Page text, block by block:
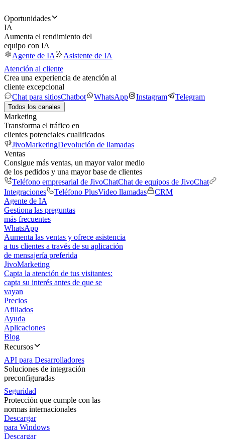
Oportunidades
IA
Aumenta el rendimiento del
equipo con IA
Agente de IA
Asistente de IA
Atención al cliente
Crea una experiencia de atención al
cliente excepcional
Chat para sitiosChatbot WhatsApp Instagram Telegram
Todos los canales
Marketing
Transforma el tráfico en
clientes potenciales cualificados
JivoMarketingDevolución de llamadas
Ventas
Consigue más ventas, un mayor valor medio
de los pedidos y una mayor base de clientes
Teléfono empresarial de JivoChatChat de equipos de JivoChat
Integraciones
Teléfono PlusVideo llamadas
CRM
Agente de IA
Gestiona las preguntas
más frecuentes
WhatsApp
Aumenta las ventas y ofrece asistencia
a tus clientes a través de su aplicación
de mensajería preferida
JivoMarketing
Capta la atención de tus visitantes:
capta su interés antes de que se
vayan
Precios
Afiliados
Ayuda
Aplicaciones
Blog
Recursos
API para Desarrolladores
Soluciones de integración
preconfiguradas
Seguridad
Protección que cumple con las
normas internacionales
Descargar
para Windows
Descargar